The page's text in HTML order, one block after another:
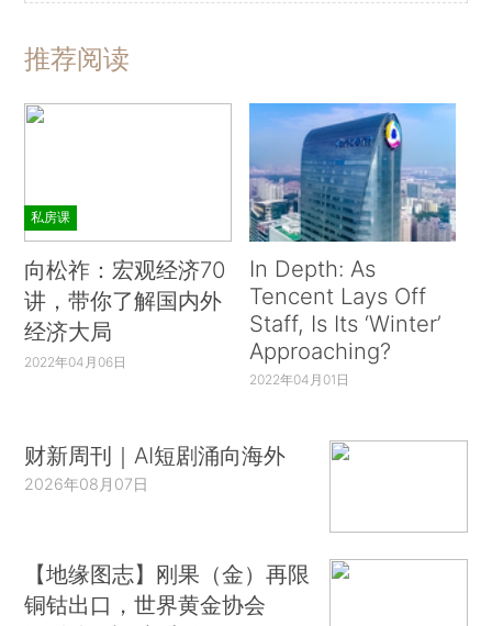
推荐阅读
私房课
向松祚：宏观经济70
讲，带你了解国内外
经济大局
2022年04月06日
In Depth: As
Tencent Lays Off
Staff, Is Its ‘Winter’
Approaching?
2022年04月01日
财新周刊｜AI短剧涌向海外
2026年08月07日
【地缘图志】刚果（金）再限
铜钴出口，世界黄金协会